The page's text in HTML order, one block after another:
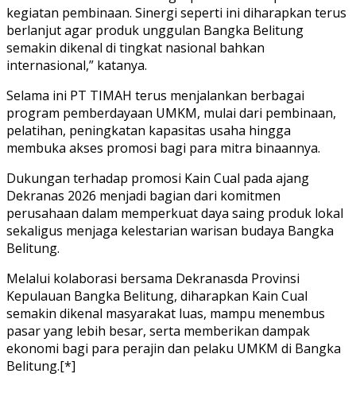
kegiatan pembinaan. Sinergi seperti ini diharapkan terus
berlanjut agar produk unggulan Bangka Belitung
semakin dikenal di tingkat nasional bahkan
internasional,” katanya.
Selama ini PT TIMAH terus menjalankan berbagai
program pemberdayaan UMKM, mulai dari pembinaan,
pelatihan, peningkatan kapasitas usaha hingga
membuka akses promosi bagi para mitra binaannya.
Dukungan terhadap promosi Kain Cual pada ajang
Dekranas 2026 menjadi bagian dari komitmen
perusahaan dalam memperkuat daya saing produk lokal
sekaligus menjaga kelestarian warisan budaya Bangka
Belitung.
Melalui kolaborasi bersama Dekranasda Provinsi
Kepulauan Bangka Belitung, diharapkan Kain Cual
semakin dikenal masyarakat luas, mampu menembus
pasar yang lebih besar, serta memberikan dampak
ekonomi bagi para perajin dan pelaku UMKM di Bangka
Belitung.[*]